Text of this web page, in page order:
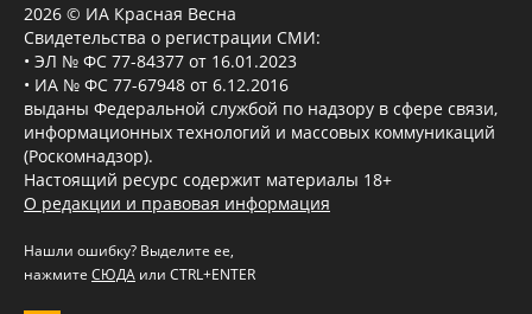
2026 © ИА Красная Весна
Свидетельства о регистрации СМИ:
• ЭЛ № ФС 77-84377 от 16.01.2023
• ИА № ФС 77-67948 от 6.12.2016
выданы Федеральной службой по надзору в сфере связи,
информационных технологий и массовых коммуникаций
(Роскомнадзор).
Настоящий ресурс содержит материалы 18+
О редакции и правовая информация
Нашли ошибку? Выделите ее,
нажмите СЮДА или CTRL+ENTER